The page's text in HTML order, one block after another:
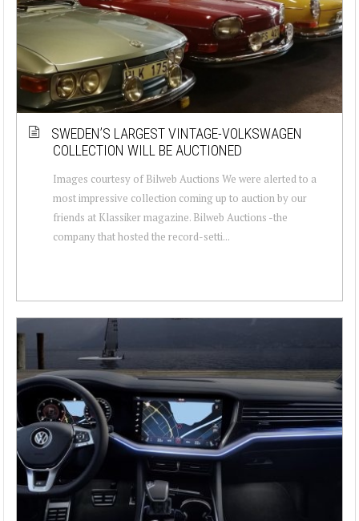
SWEDEN’S LARGEST VINTAGE-VOLKSWAGEN
COLLECTION WILL BE AUCTIONED
Images courtesy of Bilweb Auctions We were alerted to a
most impressive collection coming up to auction by our
friends at Klassiker magazine. Bilweb Auctions -the
company that hosted the record-setti...